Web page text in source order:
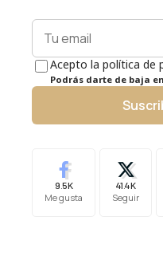
Acepto la política de
Podrás darte de baja
9.5K
Me gusta
41.4K
Seguir